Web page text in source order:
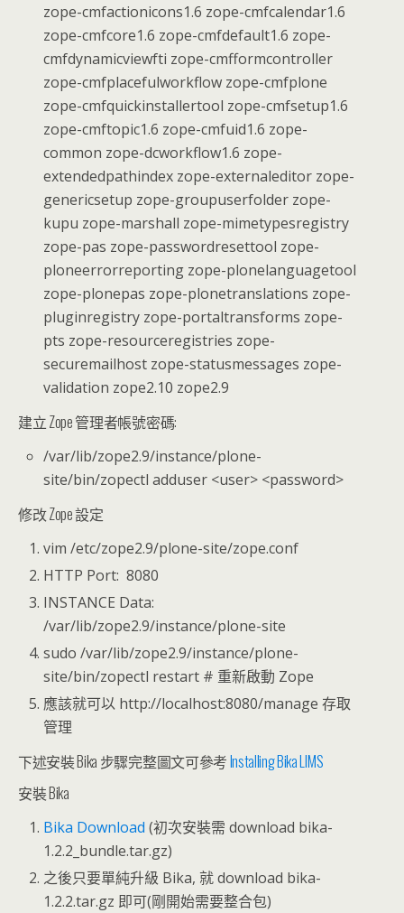
zope-cmfactionicons1.6 zope-cmfcalendar1.6
zope-cmfcore1.6 zope-cmfdefault1.6 zope-
cmfdynamicviewfti zope-cmfformcontroller
zope-cmfplacefulworkflow zope-cmfplone
zope-cmfquickinstallertool zope-cmfsetup1.6
zope-cmftopic1.6 zope-cmfuid1.6 zope-
common zope-dcworkflow1.6 zope-
extendedpathindex zope-externaleditor zope-
genericsetup zope-groupuserfolder zope-
kupu zope-marshall zope-mimetypesregistry
zope-pas zope-passwordresettool zope-
ploneerrorreporting zope-plonelanguagetool
zope-plonepas zope-plonetranslations zope-
pluginregistry zope-portaltransforms zope-
pts zope-resourceregistries zope-
securemailhost zope-statusmessages zope-
validation zope2.10 zope2.9
建立 Zope 管理者帳號密碼:
/var/lib/zope2.9/instance/plone-
site/bin/zopectl adduser <user> <password>
修改 Zope 設定
vim /etc/zope2.9/plone-site/zope.conf
HTTP Port: 8080
INSTANCE Data:
/var/lib/zope2.9/instance/plone-site
sudo /var/lib/zope2.9/instance/plone-
site/bin/zopectl restart # 重新啟動 Zope
應該就可以 http://localhost:8080/manage 存取
管理
下述安裝 Bika 步驟完整圖文可參考Installing Bika LIMS
安裝 Bika
Bika Download (初次安裝需 download bika-
1.2.2_bundle.tar.gz)
之後只要單純升級 Bika, 就 download bika-
1.2.2.tar.gz 即可(剛開始需要整合包)